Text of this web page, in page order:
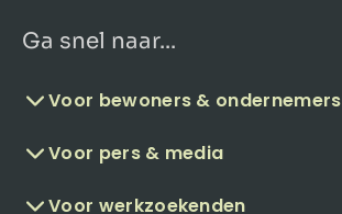
Ga snel naar...
Voor bewoners & ondernemers
Voor pers & media
Voor werkzoekenden